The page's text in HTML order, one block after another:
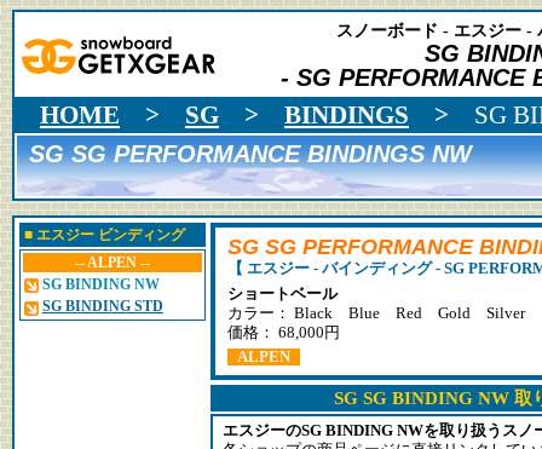
スノーボード - エスジー -
SG
- SG PERFORMANCE
HOME > SG > BINDINGS > SG
SG SG PERFORMANCE BINDINGS NW
■ エスジー ビンディング
-- ALPEN --
SG BINDING NW
SG BINDING STD
SG SG PERFORMANCE
【 エスジー - バインディング - SG
ショートベール
カラー： Black Blue Red Gold
Silver
価格： 68,000円
ALPEN
SG SG BINDING NW 取
エスジーのSG BINDING NWを取り扱うスノ